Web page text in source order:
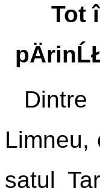
Tot
Dintre
Limneu,
satul